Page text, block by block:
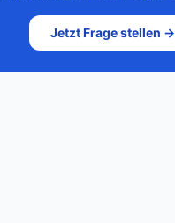
Jetzt Frage stellen →